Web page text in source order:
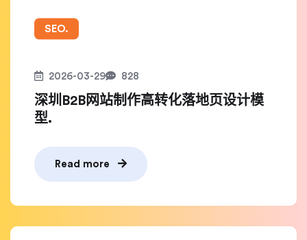
SEO.
2026-03-29 828
深圳B2B网站制作高转化落地页设计模
型.
Read more